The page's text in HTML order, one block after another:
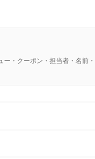
ー・クーポン・担当者・名前